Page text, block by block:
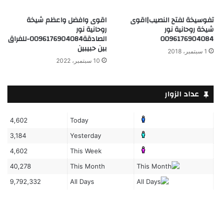
تفوسيخة لفتح النصيب|اقوى
شيخة روحانية نور
0096176904084
1 سبتمبر، 2018
اقوى وافضل واعظم شيخة
روحانية نور
الصادقة0096176904084-للفراق
بين حبيبين
10 سبتمبر، 2022
عداد الزوار
Today
4,602
Yesterday
3,184
This Week
4,602
This Month
40,278
All Days
9,792,332